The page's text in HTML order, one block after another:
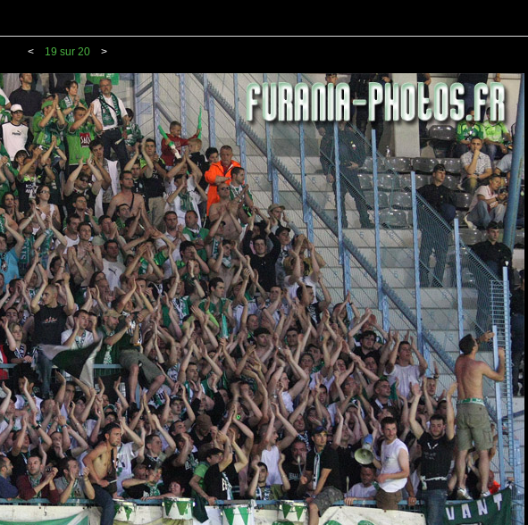
< 19 sur 20 >